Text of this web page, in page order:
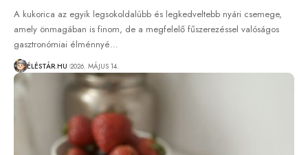
A kukorica az egyik legsokoldalúbb és legkedveltebb nyári csemege,
amely önmagában is finom, de a megfelelő fűszerezéssel valóságos
gasztronómiai élménnyé…
ÉLÉSTÁR.HU 2026. MÁJUS 14.